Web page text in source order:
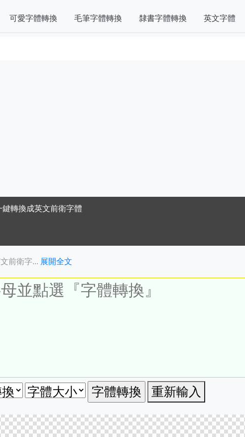
可愛字體轉換 毛筆字體轉換 隸書字體轉換 英文字體
轉換成英文前衛字體
前衛字... 展開全文
重新輸入